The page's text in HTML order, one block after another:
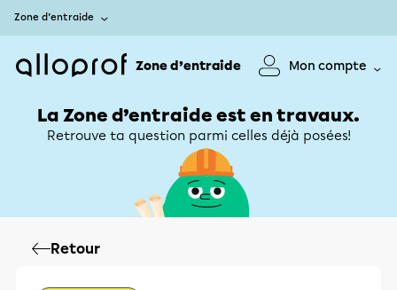
Zone d’entraide
Zone d’entraide Mon compte
La Zone d’entraide est en travaux.
Retrouve ta question parmi celles déjà posées!
Retour